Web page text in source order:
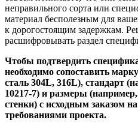
неправильного сорта или
материал бесполезным для
к дорогостоящим задержкам.
расшифровывать раздел
Чтобы подтвердить
необходимо сопоставить
сталь 304L, 316L), стандарт
10217-7) и размеры
стенки) с исходным заказом
требованиями проекта.